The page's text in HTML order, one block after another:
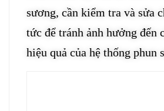
sương, cần kiểm tra và sửa
tức để tránh ảnh hưởng đến
hiệu quả của hệ thống phun